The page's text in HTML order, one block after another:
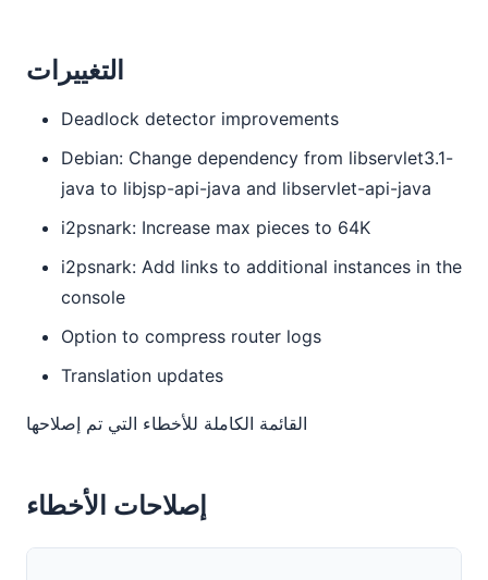
التغييرات
Deadlock detector improvements
Debian: Change dependency from libservlet3.1-
java to libjsp-api-java and libservlet-api-java
i2psnark: Increase max pieces to 64K
i2psnark: Add links to additional instances in the
console
Option to compress router logs
Translation updates
القائمة الكاملة للأخطاء التي تم إصلاحها
إصلاحات الأخطاء